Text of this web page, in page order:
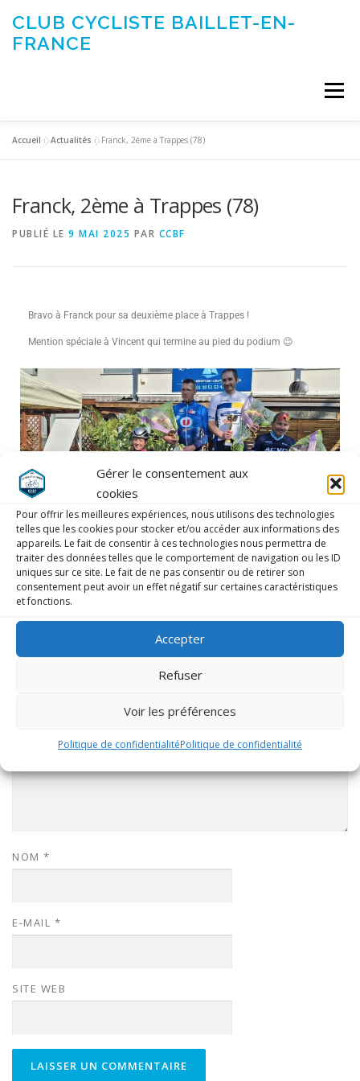
Gérer le consentement aux
cookies
Pour offrir les meilleures expériences, nous utilisons des technologies
telles que les cookies pour stocker et/ou accéder aux informations des
appareils. Le fait de consentir à ces technologies nous permettra de
traiter des données telles que le comportement de navigation ou les ID
uniques sur ce site. Le fait de ne pas consentir ou de retirer son
consentement peut avoir un effet négatif sur certaines caractéristiques
et fonctions.
Accepter
Refuser
Voir les préférences
Politique de confidentialitéPolitique de confidentialité
CLUB CYCLISTE BAILLET-EN-
FRANCE
Menu
SORTIES CLUB CONTACTEZ-NOUS
Accueil »Actualités »Franck, 2ème à Trappes (78)
Franck, 2ème à Trappes (78)
PUBLIÉ LE 9 MAI 2025 PAR CCBF
Bravo à Franck pour sa deuxième place à Trappes !
Mention spéciale à Vincent qui termine au pied du podium 😉
LAISSER UN COMMENTAIRE
COMMENTAIRE*
NOM *
E-MAIL *
SITE WEB